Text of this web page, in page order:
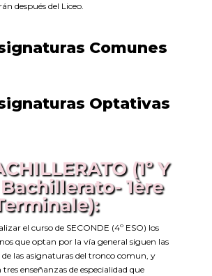
después del Liceo.
Comunes
Optativas
(1º Y
Bachillerato- 1ère
el curso de SECONDE (4º ESO) los
que optan por la vía general siguen las
de las asignaturas del tronco comun, y
tres enseñanzas de especialidad que